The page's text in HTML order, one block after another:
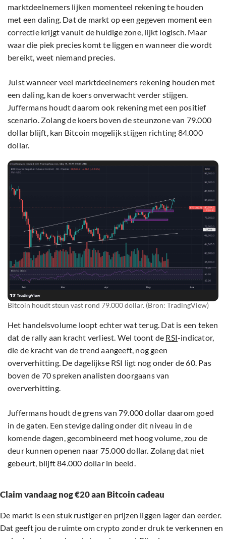
marktdeelnemers lijken momenteel rekening te houden
met een daling. Dat de markt op een gegeven moment een
correctie krijgt vanuit de huidige zone, lijkt logisch. Maar
waar die piek precies komt te liggen en wanneer die wordt
bereikt, weet niemand precies.
Juist wanneer veel marktdeelnemers rekening houden met
een daling, kan de koers onverwacht verder stijgen.
Juffermans houdt daarom ook rekening met een positief
scenario. Zolang de koers boven de steunzone van 79.000
dollar blijft, kan Bitcoin mogelijk stijgen richting 84.000
dollar.
Bitcoin houdt steun vast rond 79.000 dollar. (Bron: TradingView)
Het handelsvolume loopt echter wat terug. Dat is een teken
dat de rally aan kracht verliest. Wel toont de RSI-indicator,
die de kracht van de trend aangeeft, nog geen
oververhitting. De dagelijkse RSI ligt nog onder de 60. Pas
boven de 70 spreken analisten doorgaans van
oververhitting.
Juffermans houdt de grens van 79.000 dollar daarom goed
in de gaten. Een stevige daling onder dit niveau in de
komende dagen, gecombineerd met hoog volume, zou de
deur kunnen openen naar 75.000 dollar. Zolang dat niet
gebeurt, blijft 84.000 dollar in beeld.
Claim vandaag nog €20 aan Bitcoin cadeau
De markt is een stuk rustiger en prijzen liggen lager dan eerder.
Dat geeft jou de ruimte om crypto zonder druk te verkennen en